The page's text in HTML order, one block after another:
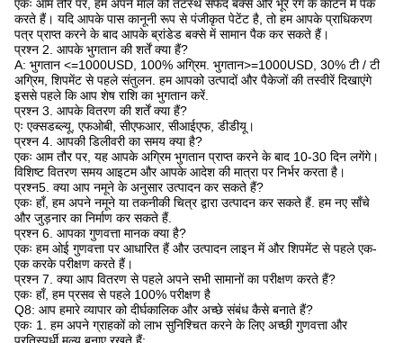
एकः आम तौर पर, हम अपने माल को तटस्थ सफेद बक्से और भूरे रंग के कार्टन में पैक
करते हैं। यदि आपके पास कानूनी रूप से पंजीकृत पेटेंट है, तो हम आपके प्राधिकरण
पत्र प्राप्त करने के बाद आपके ब्रांडेड बक्से में सामान पैक कर सकते हैं।
प्रश्न 2. आपके भुगतान की शर्तें क्या हैं?
A: भुगतान <=1000USD, 100% अग्रिम. भुगतान>=1000USD, 30% टी / टी
अग्रिम, शिपमेंट से पहले संतुलन. हम आपको उत्पादों और पैकेजों की तस्वीरें दिखाएंगे
इससे पहले कि आप शेष राशि का भुगतान करें.
प्रश्न 3. आपके वितरण की शर्तें क्या हैं?
एः एक्सडब्ल्यू, एफओबी, सीएफआर, सीआईएफ, डीडीयू।
प्रश्न 4. आपकी डिलीवरी का समय क्या है?
एकः आम तौर पर, यह आपके अग्रिम भुगतान प्राप्त करने के बाद 10-30 दिन लगेंगे।
विशिष्ट वितरण समय आइटम और आपके आदेश की मात्रा पर निर्भर करता है।
प्रश्न5. क्या आप नमूने के अनुसार उत्पादन कर सकते हैं?
एकः हाँ, हम अपने नमूने या तकनीकी चित्र द्वारा उत्पादन कर सकते हैं. हम नए साँचे
और जुड़नार का निर्माण कर सकते हैं.
प्रश्न 6. आपका गुणवत्ता मानक क्या है?
एकः हम ओई गुणवत्ता पर आधारित हैं और उत्पादन लाइन में और शिपमेंट से पहले एक-
एक करके परीक्षण करते हैं।
प्रश्न 7. क्या आप वितरण से पहले अपने सभी सामानों का परीक्षण करते हैं?
एकः हाँ, हम प्रसव से पहले 100% परीक्षण है
Q8: आप हमारे व्यापार को दीर्घकालिक और अच्छे संबंध कैसे बनाते हैं?
एकः 1. हम अपने ग्राहकों को लाभ सुनिश्चित करने के लिए अच्छी गुणवत्ता और